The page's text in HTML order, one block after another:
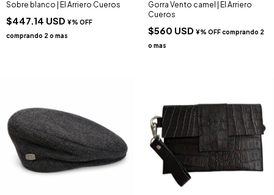
Sobre blanco | El Arriero Cueros
$447.14 USD
Gorra Vento camel | El Arriero
Cueros
$560 USD